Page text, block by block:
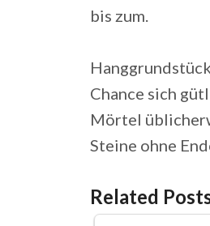
bis zum.
Chance sich
Mörtel
Steine ohne
Related